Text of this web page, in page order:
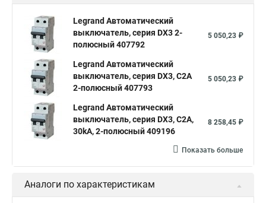
Legrand Автоматический
выключатель, серия DX3 2-
полюсный 407792
5 050,23 ₽
Legrand Автоматический
выключатель, серия DX3, С2A
2-полюсный 407793
5 050,23 ₽
Legrand Автоматический
выключатель, серия DX3, С2A,
30kA, 2-полюсный 409196
8 258,45 ₽
Показать больше
Аналоги по характеристикам